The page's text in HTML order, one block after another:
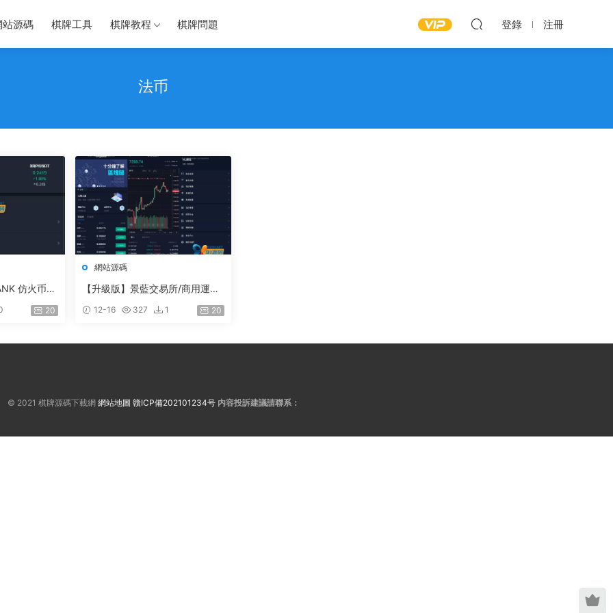
站源碼 棋牌工具 棋牌教程 棋牌問題 登錄 注冊
法币
仿火币虛
20
網站源碼
【升級版】景藍交易所/商用運營
交易/配資上币/帶文字安裝教程
12-16 327 1 20
© 2021 棋牌源碼下載網 網站地圖 贛ICP備202101234号 内容投訴建議請聯系：